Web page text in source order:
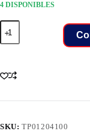
4 DISPONIBLES
225/55/17
LLANT
MAXXIS
XL
SKU:TP01204100